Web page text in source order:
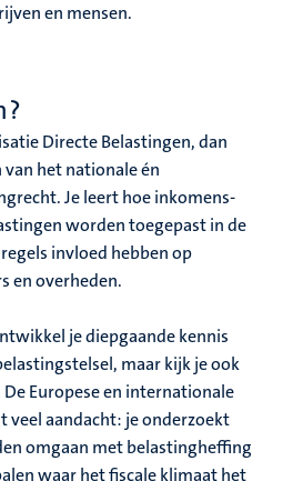
en mensen.
Directe Belastingen, dan
het nationale én
Je leert hoe inkomens-
worden toegepast in de
invloed hebben op
en overheden.
je diepgaande kennis
maar kijk je ook
Europese en internationale
aandacht: je onderzoekt
omgaan met belastingheffing
waar het fiscale klimaat het